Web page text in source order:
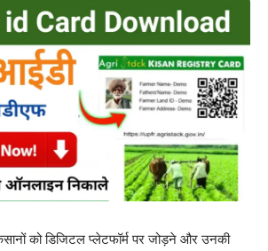
को डिजिटल प्लेटफॉर्म पर जोड़ने और उनकी